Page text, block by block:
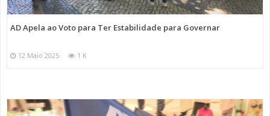
AD Apela ao Voto para Ter Estabilidade para Governar
12 Maio 2025 1 K